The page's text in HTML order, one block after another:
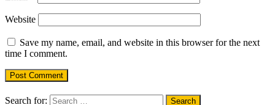
Website
Save my name, email, and website in this browser for the next
time I comment.
Search for: